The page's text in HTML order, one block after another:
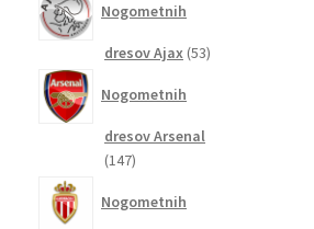
Nogometnih
dresov Ajax 5353
Nogometnih
dresov Arsenal
147147
Nogometnih